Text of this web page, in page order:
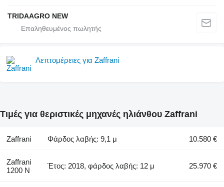
TRIDAAGRO NEW
Λεπτομέρειες για Zaffrani
Τιμές για θεριστικές μηχανές ηλιάνθου Zaffrani
Zaffrani Φάρδος λαβής: 9,1 μ 10.580 €
Zaffrani
1200 N
Έτος: 2018, φάρδος λαβής: 12 μ 25.970 €